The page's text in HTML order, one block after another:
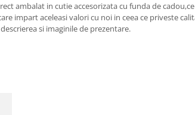
ambalat in cutie accesorizata cu funda de
impart aceleasi valori cu noi in ceea ce priveste
si imaginile de prezentare.